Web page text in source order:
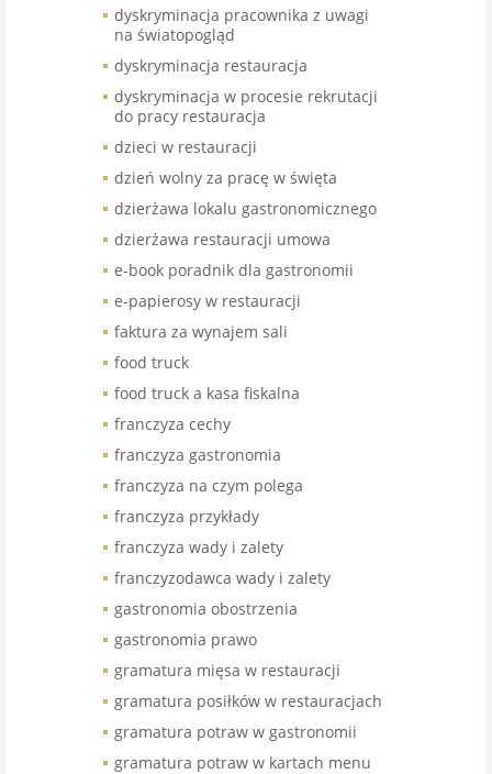
dyskryminacja pracownika z uwagi
na światopogląd
dyskryminacja restauracja
dyskryminacja w procesie rekrutacji
do pracy restauracja
dzieci w restauracji
dzień wolny za pracę w święta
dzierżawa lokalu gastronomicznego
dzierżawa restauracji umowa
e-book poradnik dla gastronomii
e-papierosy w restauracji
faktura za wynajem sali
food truck
food truck a kasa fiskalna
franczyza cechy
franczyza gastronomia
franczyza na czym polega
franczyza przykłady
franczyza wady i zalety
franczyzodawca wady i zalety
gastronomia obostrzenia
gastronomia prawo
gramatura mięsa w restauracji
gramatura posiłków w restauracjach
gramatura potraw w gastronomii
gramatura potraw w kartach menu